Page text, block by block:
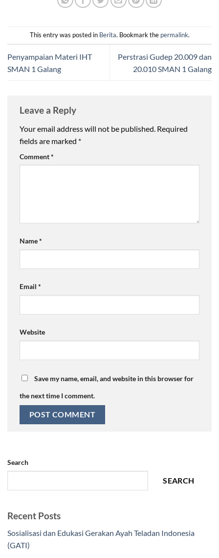
This entry was posted in Berita. Bookmark the permalink.
Penyampaian Materi IHT
SMAN 1 Galang
Perstrasi Gudep 20.009 dan
20.010 SMAN 1 Galang
Leave a Reply
Your email address will not be published. Required
fields are marked *
Comment*
Name*
Email *
Website
Save my name, email, and website in this browser for
the next time I comment.
Search
SEARCH
Recent Posts
Sosialisasi dan Edukasi Gerakan Ayah Teladan Indonesia
(GATI)